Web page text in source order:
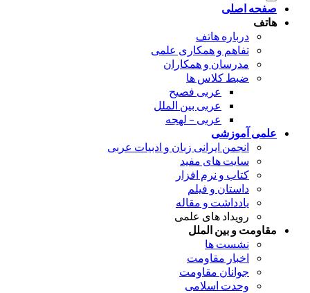
صفحه اصلی
هاتف
درباره هاتف
تفاهم و همکاری علمی
مدرسان و همکاران
ضبط کلاس ها
عربی فصیح
عربی بین الملل
عربی – لهجه
علمی آموزشی
انجمن ایرانی زبان و ادبیات عربی
سایت های مفید
کتاب و نرم افزار
داستان و فیلم
یادداشت و مقاله
رویداد های علمی
مقاومت و بین الملل
نشست ها
اخبار مقاومت
جوانان مقاومت
وحدت اسلامی